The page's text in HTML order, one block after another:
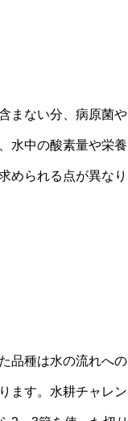
まない分、病原菌や
水中の酸素量や栄養
められる点が異なり
品種は水の流れへの
ます。水耕チャレン